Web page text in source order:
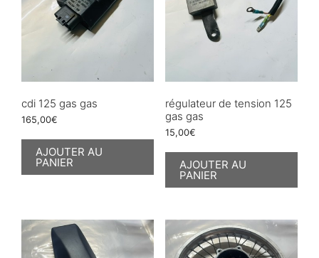
cdi 125 gas gas
165,00€
AJOUTER AU
PANIER
régulateur de tension 125
gas gas
15,00€
AJOUTER AU
PANIER